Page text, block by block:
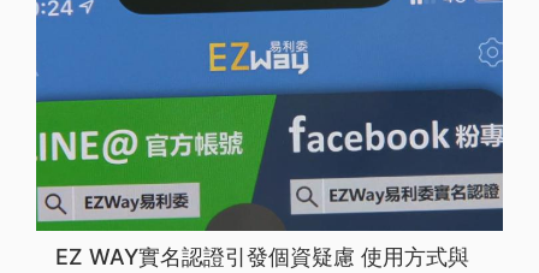
EZ WAY實名認證引發個資疑慮 使用方式與